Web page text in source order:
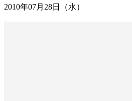
2010年07月28日（水）